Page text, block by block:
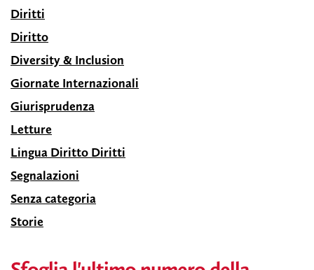
Diritti
Diritto
Diversity & Inclusion
Giornate Internazionali
Giurisprudenza
Letture
Lingua Diritto Diritti
Segnalazioni
Senza categoria
Storie